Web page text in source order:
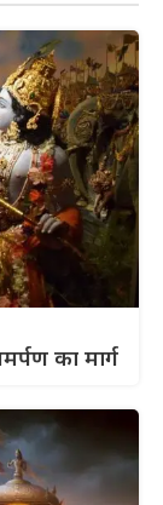
का मार्ग